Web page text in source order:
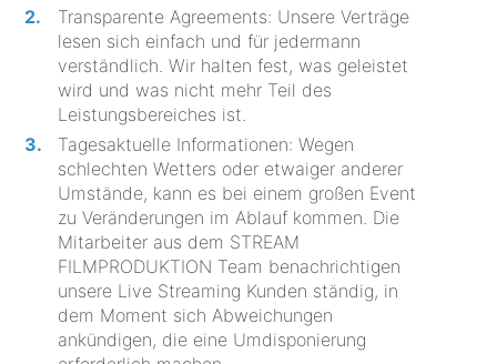
Transparente Agreements: Unsere Verträge
lesen sich einfach und für jedermann
verständlich. Wir halten fest, was geleistet
wird und was nicht mehr Teil des
Leistungsbereiches ist.
Tagesaktuelle Informationen: Wegen
schlechten Wetters oder etwaiger anderer
Umstände, kann es bei einem großen Event
zu Veränderungen im Ablauf kommen. Die
Mitarbeiter aus dem STREAM
FILMPRODUKTION Team benachrichtigen
unsere Live Streaming Kunden ständig, in
dem Moment sich Abweichungen
ankündigen, die eine Umdisponierung